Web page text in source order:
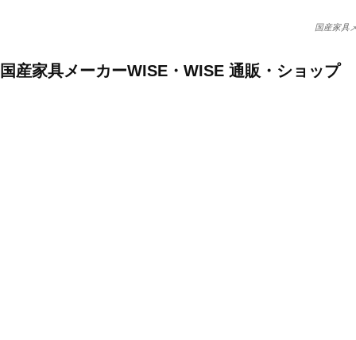
国産家具
国産家具メーカーWISE・WISE 通販・ショップ